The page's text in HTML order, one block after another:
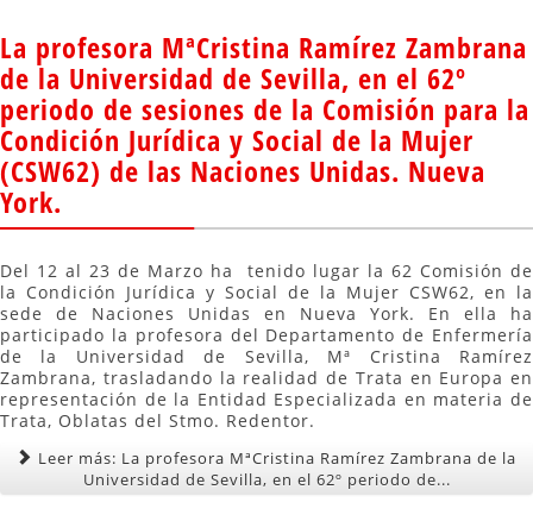
La profesora MªCristina Ramírez Zambrana
de la Universidad de Sevilla, en el 62º
periodo de sesiones de la Comisión para la
Condición Jurídica y Social de la Mujer
(CSW62) de las Naciones Unidas. Nueva
York.
Del 12 al 23 de Marzo ha tenido lugar la 62 Comisión de
la Condición Jurídica y Social de la Mujer CSW62, en la
sede de Naciones Unidas en Nueva York. En ella ha
participado la profesora del Departamento de Enfermería
de la Universidad de Sevilla, Mª Cristina Ramírez
Zambrana, trasladando la realidad de Trata en Europa en
representación de la Entidad Especializada en materia de
Trata, Oblatas del Stmo. Redentor.
Leer más: La profesora MªCristina Ramírez Zambrana de la
Universidad de Sevilla, en el 62º periodo de...